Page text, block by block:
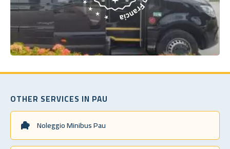
OTHER SERVICES IN PAU
Noleggio Minibus Pau